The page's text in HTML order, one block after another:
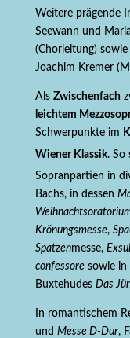
Weitere prägende
Seewann und
(Chorleitung)
Joachim Kremer
Als Zwischenfach
leichtem
Schwerpunkte im
Wiener Klassik. So
Sopranpartien in
Bachs, in dessen
Krönungsmesse,
Spatzenmesse,
confessoresowie in
Buxtehudes Das
In romantischem
und Messe D-Dur,